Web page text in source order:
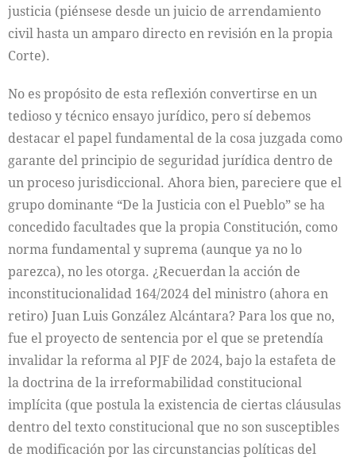
justicia (piénsese desde un juicio de arrendamiento
civil hasta un amparo directo en revisión en la propia
Corte).
No es propósito de esta reflexión convertirse en un
tedioso y técnico ensayo jurídico, pero sí debemos
destacar el papel fundamental de la cosa juzgada como
garante del principio de seguridad jurídica dentro de
un proceso jurisdiccional. Ahora bien, pareciere que el
grupo dominante “De la Justicia con el Pueblo” se ha
concedido facultades que la propia Constitución, como
norma fundamental y suprema (aunque ya no lo
parezca), no les otorga. ¿Recuerdan la acción de
inconstitucionalidad 164/2024 del ministro (ahora en
retiro) Juan Luis González Alcántara? Para los que no,
fue el proyecto de sentencia por el que se pretendía
invalidar la reforma al PJF de 2024, bajo la estafeta de
la doctrina de la irreformabilidad constitucional
implícita (que postula la existencia de ciertas cláusulas
dentro del texto constitucional que no son susceptibles
de modificación por las circunstancias políticas del